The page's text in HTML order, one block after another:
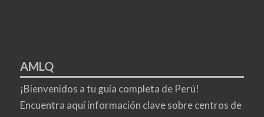
AMLQ
¡Bienvenidos a tu guía completa de Perú!
Encuentra aquí información clave sobre centros de